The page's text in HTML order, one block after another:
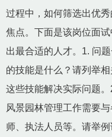
过程中，如何筛选出优
焦点。下面是该岗位面
出最合适的人才。1. 问
的技能是什么？请列举
这些技能解决实际问题。
风景园林管理工作需要
师、执法人员等。请举